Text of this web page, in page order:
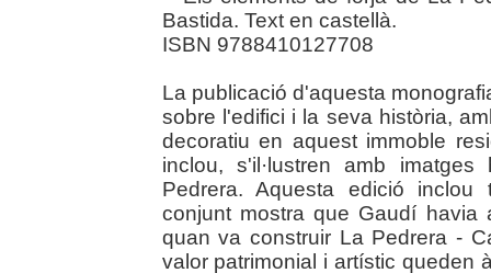
Bastida. Text en castellà.
ISBN 9788410127708
La publicació d'aquesta
sobre l'edifici i la seva història,
decoratiu en aquest immoble
inclou, s'il·lustren amb
Pedrera. Aquesta edició inclou
conjunt mostra que Gaudí havia
quan va construir La Pedrera -
valor patrimonial i artístic queden